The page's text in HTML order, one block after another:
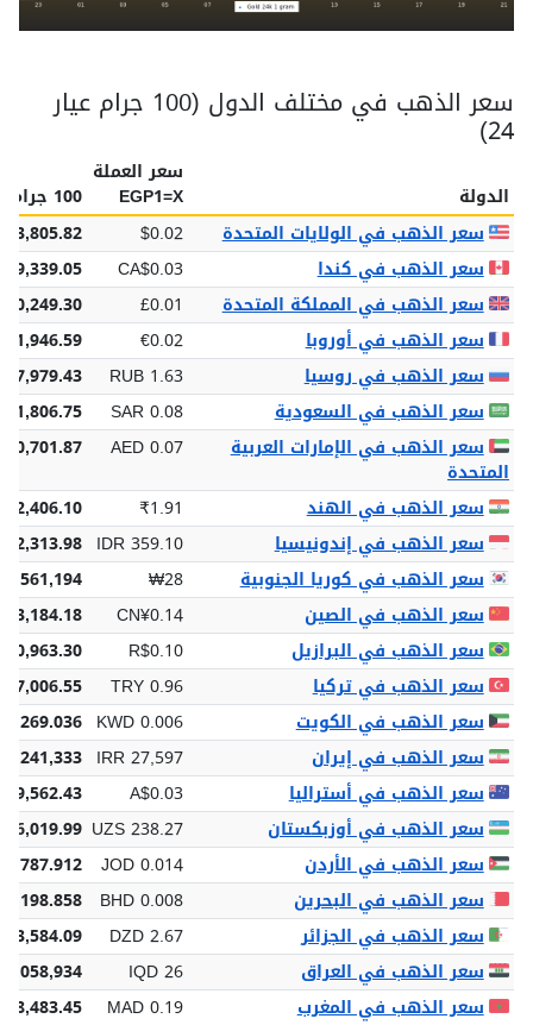
سعر الذهب في مختلف الدول (100 جرام عيار
24)
الدولة
سعر العملة
EGP1=X
100 جرام عيار 24
سعر الذهب في الولايات المتحدة
$0.02
سعر الذهب في كندا
CA$0.03
سعر الذهب في المملكة المتحدة
£0.01
سعر الذهب في أوروبا
€0.02
سعر الذهب في روسيا
RUB 1.63
سعر الذهب في السعودية
SAR 0.08
سعر الذهب في الإمارات العربية
المتحدة
AED 0.07
سعر الذهب في الهند
₹1.91
سعر الذهب في إندونيسيا
IDR 359.10
سعر الذهب في كوريا الجنوبية
₩28
سعر الذهب في الصين
CN¥0.14
سعر الذهب في البرازيل
R$0.10
سعر الذهب في تركيا
TRY 0.96
سعر الذهب في الكويت
KWD 0.006
سعر الذهب في إيران
IRR 27,597
سعر الذهب في أستراليا
A$0.03
سعر الذهب في أوزبكستان
UZS 238.27
سعر الذهب في الأردن
JOD 0.014
سعر الذهب في البحرين
BHD 0.008
سعر الذهب في الجزائر
DZD 2.67
سعر الذهب في العراق
IQD 26
سعر الذهب في المغرب
MAD 0.19